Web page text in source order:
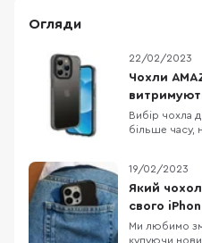
Огляди
22/02/2023
Чохли
метрів
Вибір чохла
більше часу,
iPhone. Одна
довговічних
19/02/2023
Який
свого
Ми любимо
купуючи